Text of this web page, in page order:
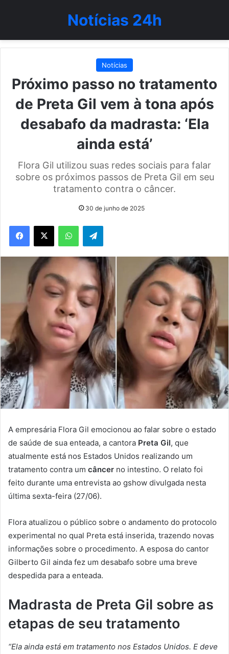
Notícias 24h
Notícias
Próximo passo no tratamento
de Preta Gil vem à tona após
desabafo da madrasta: ‘Ela
ainda está’
Flora Gil utilizou suas redes sociais para falar
sobre os próximos passos de Preta Gil em seu
tratamento contra o câncer.
30 de junho de 2025
WhatsAppTelegram
A empresária Flora Gil emocionou ao falar sobre o estado
de saúde de sua enteada, a cantora Preta Gil, que
atualmente está nos Estados Unidos realizando um
tratamento contra um câncer no intestino. O relato foi
feito durante uma entrevista ao gshow divulgada nesta
última sexta-feira (27/06).
Flora atualizou o público sobre o andamento do protocolo
experimental no qual Preta está inserida, trazendo novas
informações sobre o procedimento. A esposa do cantor
Gilberto Gil ainda fez um desabafo sobre uma breve
despedida para a enteada.
Madrasta de Preta Gil sobre as
etapas de seu tratamento
“Ela ainda está em tratamento nos Estados Unidos. E deve